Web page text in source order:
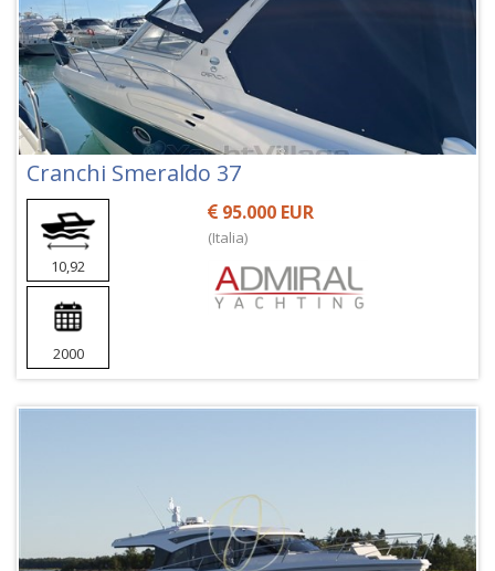
Cranchi Smeraldo 37
10,92
2000
95.000 EUR
(Italia)